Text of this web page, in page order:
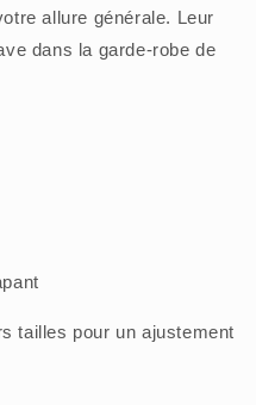
allure générale. Leur
dans la garde-robe de
tailles pour un ajustement